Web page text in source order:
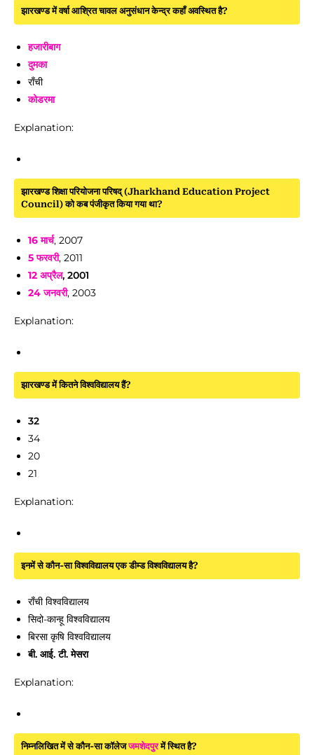
झारखण्ड में वर्षा आश्रित चावल अनुसंधान केन्द्र कहाँ अवस्थित है?
हजारीबाग
दुमका
राँची
कोडरमा
Explanation:
झारखण्ड शिक्षा परियोजना परिषद् (Jharkhand Education Project
Council) को कब पंजीकृत किया गया था?
16 मार्च, 2007
5 फरवरी, 2011
12 अप्रैल, 2001
24 जनवरी, 2003
Explanation:
झारखण्ड में कितने विश्वविद्यालय हैं?
32
34
20
21
Explanation:
इनमें से कौन-सा विश्वविद्यालय एक डीम्ड विश्वविद्यालय है?
राँची विश्वविद्यालय
सिदो-कान्हू विश्वविद्यालय
बिरसा कृषि विश्वविद्यालय
बी. आई. टी. मेसरा
Explanation:
निम्नलिखित में से कौन-सा कॉलेजजमशेदपुरमें स्थित है?